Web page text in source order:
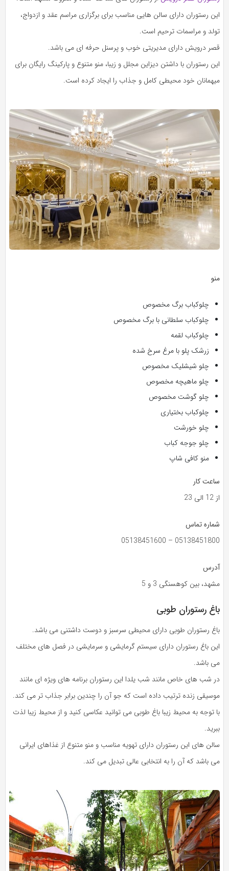
این رستوران دارای سالن هایی مناسب برای برگزاری مراسم عقد و ازدواج،
تولد و مراسمات ترحیم است.
قصر درویش دارای مدیریتی خوب و پرسنل حرفه ای می باشد.
این رستوران با داشتن دیزاین مجلل و زیبا، منو متنوع و پارکینگ رایگان برای
میهمانان خود محیطی کامل و جذاب را ایجاد کرده است.
منو
چلوکباب برگ مخصوص
چلوکباب سلطانی با برگ مخصوص
چلوکباب لقمه
زرشک پلو با مرغ سرخ شده
چلو شیشلیک مخصوص
چلو ماهیچه مخصوص
چلو گوشت مخصوص
چلوکباب بختیاری
چلو خورشت
چلو جوجه کباب
منو کافی شاپ
ساعت کار
از 12 الی 23
شماره تماس
05138451800 – 05138451600
آدرس
مشهد، بین کوهسنگی 3 و 5
باغ رستوران طوبی
باغ رستوران طوبی دارای محیطی سرسبز و دوست داشتنی می باشد.
این باغ رستوران دارای سیستم گرمایشی و سرمایشی در فصل های مختلف
می باشد.
در شب های خاص مانند شب یلدا این رستوران برنامه های ویژه ای مانند
موسیقی زنده ترتیب داده است که جو آن را چندین برابر جذاب تر می کند.
با توجه به محیط زیبا باغ طوبی می توانید عکاسی کنید و از محیط زیبا لذت
ببرید.
سالن های این رستوران دارای تهویه مناسب و منو متنوع از غذاهای ایرانی
می باشد که آن را به انتخابی عالی تبدیل می کند.